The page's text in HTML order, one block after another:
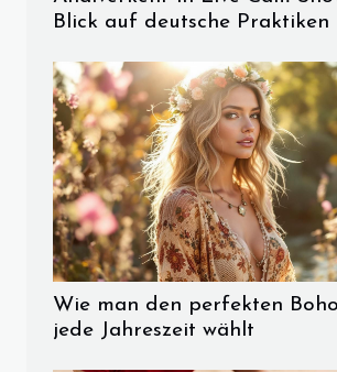
Blick auf deutsche Praktiken
Wie man den perfekten
jede Jahreszeit wählt